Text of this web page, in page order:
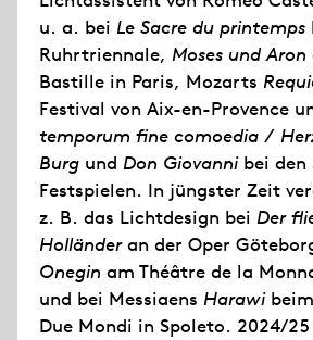
u. a. bei Le Sacre du printemps
Ruhrtriennale, Moses und Aron
Bastille in Paris, Mozarts
Festival von Aix-en-Provence
temporum fine comoedia /
Burg und Don Giovannibei den
Festspielen. In jüngster Zeit
z. B. das Lichtdesign bei Der
Holländeran der Oper
Onegin am Théâtre de la
und bei Messiaens Harawi
Due Mondi in Spoleto. 2024/